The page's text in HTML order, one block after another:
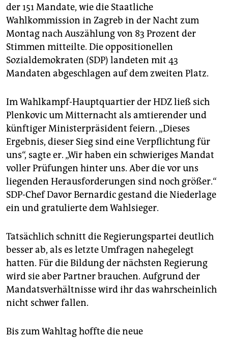
genossenschaft
epaper login
der 151 Mandate, wie die Staatliche
Wahlkommission in Zagreb in der Nacht zum
Montag nach Auszählung von 83 Prozent der
Stimmen mitteilte. Die oppositionellen
Sozialdemokraten (SDP) landeten mit 43
Mandaten abgeschlagen auf dem zweiten Platz.
Im Wahlkampf-Hauptquartier der HDZ ließ sich
Plenkovic um Mitternacht als amtierender und
künftiger Ministerpräsident feiern. „Dieses
Ergebnis, dieser Sieg sind eine Verpflichtung für
uns“, sagte er. „Wir haben ein schwieriges Mandat
voller Prüfungen hinter uns. Aber die vor uns
liegenden Herausforderungen sind noch größer.“
SDP-Chef Davor Bernardic gestand die Niederlage
ein und gratulierte dem Wahlsieger.
Tatsächlich schnitt die Regierungspartei deutlich
besser ab, als es letzte Umfragen nahegelegt
hatten. Für die Bildung der nächsten Regierung
wird sie aber Partner brauchen. Aufgrund der
Mandatsverhältnisse wird ihr das wahrscheinlich
nicht schwer fallen.
Bis zum Wahltag hoffte die neue